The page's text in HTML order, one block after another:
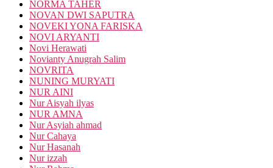
NORMA TAHER
NOVAN DWI SAPUTRA
NOVEKI YONA FARISKA
NOVI ARYANTI
Novi Herawati
Novianty Anugrah Salim
NOVRITA
NUNING MURYATI
NUR AINI
Nur Aisyah ilyas
NUR AMNA
Nur Asyiah ahmad
Nur Cahaya
Nur Hasanah
Nur izzah